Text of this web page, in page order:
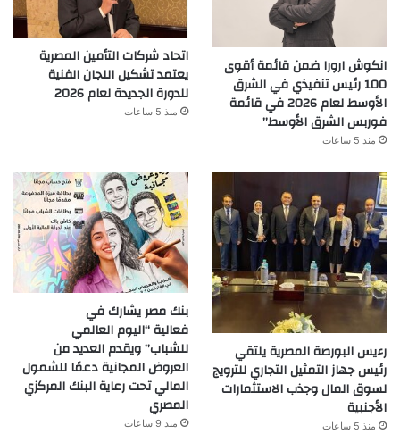
انكوش ارورا ضمن قائمة أقوى
100 رئيس تنفيذي في الشرق
الأوسط لعام 2026 في قائمة
فوربس الشرق الأوسط”
منذ 5 ساعات
اتحاد شركات التأمين المصرية
يعتمد تشكيل اللجان الفنية
للدورة الجديدة لعام 2026
منذ 5 ساعات
رءيس البورصة المصرية يلتقي
رئيس جهاز التمثيل التجاري للترويج
لسوق المال وجذب الاستثمارات
الأجنبية
منذ 5 ساعات
بنك مصر يشارك في
فعالية “اليوم العالمي
للشباب” ويقدم العديد من
العروض المجانية دعمًا للشمول
المالي تحت رعاية البنك المركزي
المصري
منذ 9 ساعات